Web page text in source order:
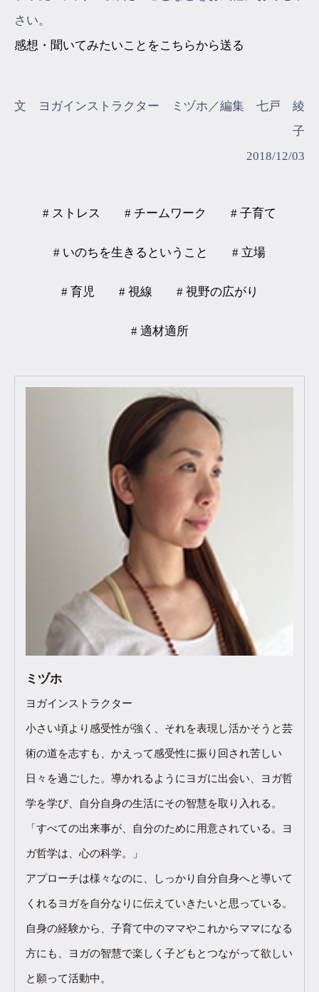
さい。
感想・聞いてみたいことをこちらから送る
文 ヨガインストラクター ミヅホ／編集 七戸 綾
子
2018/12/03
# ストレス # チームワーク # 子育て
# いのちを生きるということ # 立場
# 育児 # 視線 # 視野の広がり
# 適材適所
ミヅホ
ヨガインストラクター
小さい頃より感受性が強く、それを表現し活かそうと芸
術の道を志すも、かえって感受性に振り回され苦しい
日々を過ごした。導かれるようにヨガに出会い、ヨガ哲
学を学び、自分自身の生活にその智慧を取り入れる。
「すべての出来事が、自分のために用意されている。ヨ
ガ哲学は、心の科学。」
アプローチは様々なのに、しっかり自分自身へと導いて
くれるヨガを自分なりに伝えていきたいと思っている。
自身の経験から、子育て中のママやこれからママになる
方にも、ヨガの智慧で楽しく子どもとつながって欲しい
と願って活動中。